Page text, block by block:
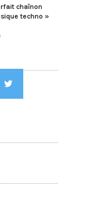
chaînon
techno »